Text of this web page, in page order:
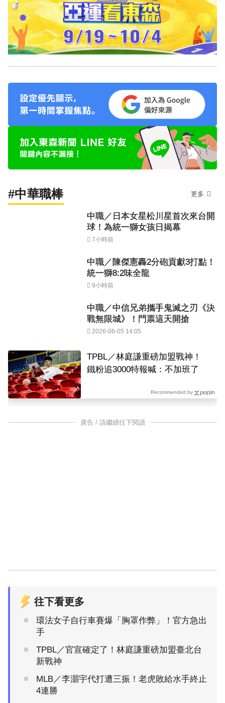
#中華職棒 更多
中職／日本女星松川星首次來台開
球！為統一獅女孩日揭幕
7小時前
中職／陳傑憲轟2分砲貢獻3打點！
統一獅8:2味全龍
9小時前
中職／中信兄弟攜手鬼滅之刃《決
戰無限城》！門票這天開搶
2026-08-05 14:05
TPBL／林庭謙重磅加盟戰神！
鐵粉追3000特報喊：不加班了
Recommended by
廣告 / 請繼續往下閱讀
往下看更多
環法女子自行車賽爆「胸罩作弊」！官方急出
手
TPBL／官宣確定了！林庭謙重磅加盟臺北台
新戰神
MLB／李灝宇代打遭三振！老虎敗給水手終止
4連勝